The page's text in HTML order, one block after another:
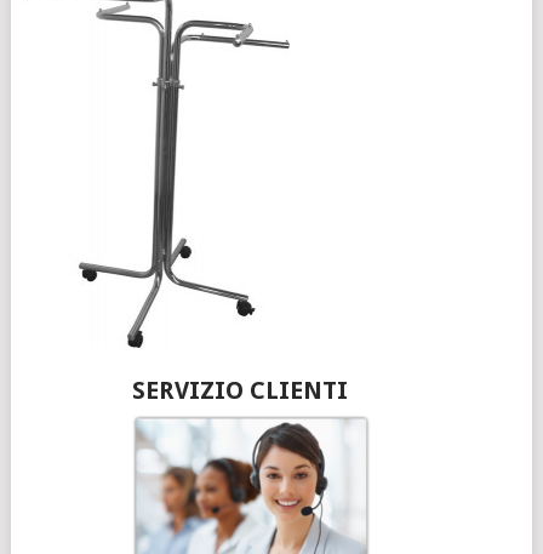
SERVIZIO CLIENTI